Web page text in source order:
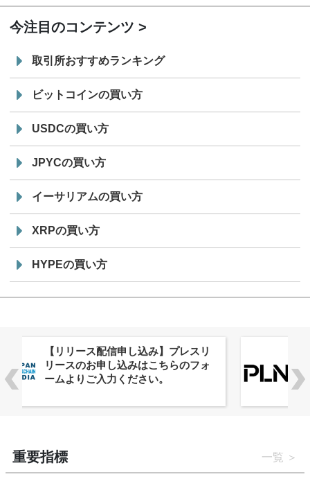
今注目のコンテンツ
取引所おすすめランキング
ビットコインの買い方
USDCの買い方
JPYCの買い方
イーサリアムの買い方
XRPの買い方
HYPEの買い方
株式会社PlnX、アジア最大級のグロ
ーバルWeb3カンファレンス
「WebX2026」とのコラボレーショ
重要指標 一覧